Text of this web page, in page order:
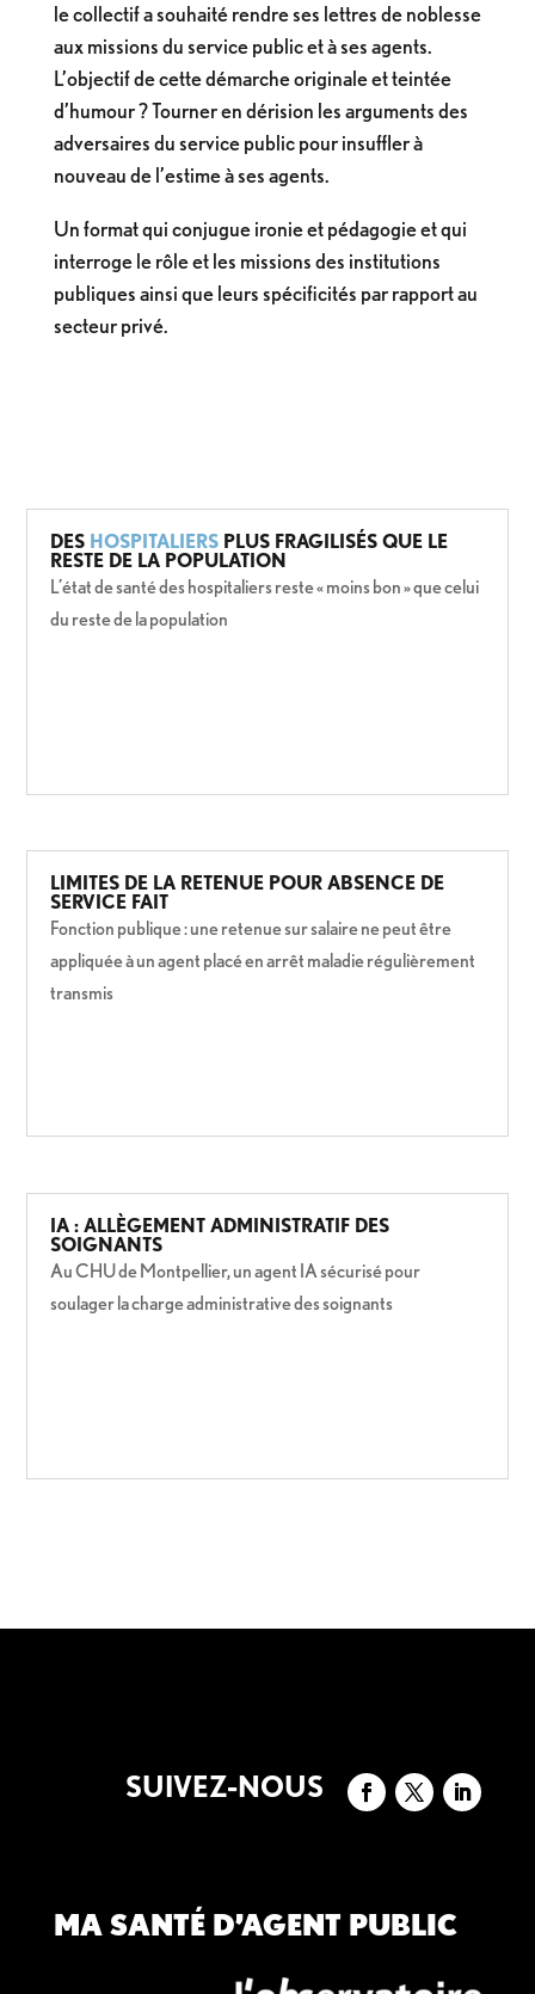
le collectif a souhaité rendre ses lettres de noblesse
aux missions du service public et à ses agents.
L’objectif de cette démarche originale et teintée
d’humour ? Tourner en dérision les arguments des
adversaires du service public pour insuffler à
nouveau de l’estime à ses agents.
Un format qui conjugue ironie et pédagogie et qui
interroge le rôle et les missions des institutions
publiques ainsi que leurs spécificités par rapport au
secteur privé.
DES HOSPITALIERS PLUS FRAGILISÉS QUE LE
RESTE DE LA POPULATION
L’état de santé des hospitaliers reste « moins bon » que celui
du reste de la population
LIMITES DE LA RETENUE POUR ABSENCE DE
SERVICE FAIT
Fonction publique : une retenue sur salaire ne peut être
appliquée à un agent placé en arrêt maladie régulièrement
transmis
IA : ALLÈGEMENT ADMINISTRATIF DES
SOIGNANTS
Au CHU de Montpellier, un agent IA sécurisé pour
soulager la charge administrative des soignants
SUIVEZ-NOUS
MA SANTÉ D’AGENT PUBLIC